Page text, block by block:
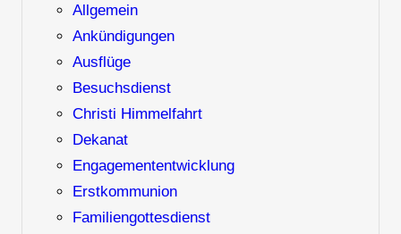
Allgemein
Ankündigungen
Ausflüge
Besuchsdienst
Christi Himmelfahrt
Dekanat
Engagemententwicklung
Erstkommunion
Familiengottesdienst